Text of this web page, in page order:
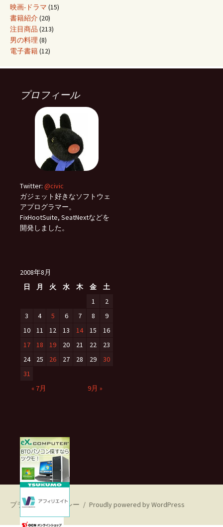
映画-ドラマ (15)
書籍紹介(20)
注目商品 (213)
男の料理 (8)
電子書籍(12)
プロフィール
Twitter: @civic
ガジェット好きなソフトウェ
アプログラマー。
FixHootSuite, SeatNextなどを
開発しました。
2008年8月
日
月 火 水 木 金
土
1
2
3
4 5 6 7 8
9
10
11 12 13 14 15
16
17
18 19 20 21 22
23
24
25 26 27 28 29
30
31
« 7月
9月 »
プライバシーポリシー Proudly powered by WordPress